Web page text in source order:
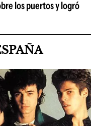
los puertos y logró